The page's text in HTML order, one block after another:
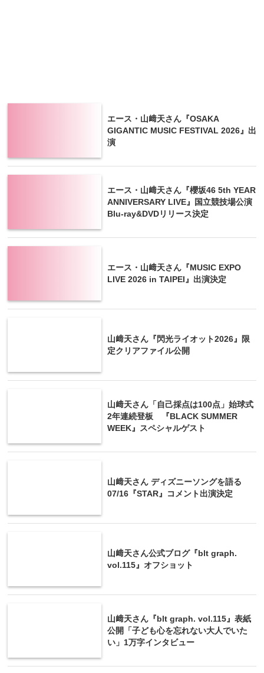
エース・山﨑天さん『OSAKA
GIGANTIC MUSIC FESTIVAL 2026』出
演
エース・山﨑天さん『櫻坂46 5th YEAR
ANNIVERSARY LIVE』国立競技場公演
Blu-ray&DVDリリース決定
エース・山﨑天さん『MUSIC EXPO
LIVE 2026 in TAIPEI』出演決定
山﨑天さん『閃光ライオット2026』限
定クリアファイル公開
山﨑天さん「自己採点は100点」始球式
2年連続登板 『BLACK SUMMER
WEEK』スペシャルゲスト
山﨑天さん ディズニーソングを語る
07/16『STAR』コメント出演決定
山﨑天さん公式ブログ『blt graph.
vol.115』オフショット
山﨑天さん『blt graph. vol.115』表紙
公開「子ども心を忘れない大人でいた
い」1万字インタビュー